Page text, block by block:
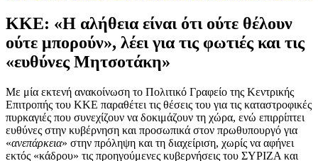
ΚΚΕ: «Η αλήθεια είναι ότι ούτε θέλουν
ούτε μπορούν», λέει για τις φωτιές και τις
«ευθύνες Μητσοτάκη»
Με μία εκτενή ανακοίνωση το Πολιτικό Γραφείο της Κεντρικής
Επιτροπής του ΚΚΕ παραθέτει τις θέσεις του για τις καταστροφικές
πυρκαγιές που συνεχίζουν να δοκιμάζουν τη χώρα, ενώ επιρρίπτει
ευθύνες στην κυβέρνηση και προσωπικά στον πρωθυπουργό για
«ανεπάρκεια» στην πρόληψη και τη διαχείριση, χωρίς να αφήνει
εκτός «κάδρου» τις προηγούμενες κυβερνήσεις του ΣΥΡΙΖΑ και